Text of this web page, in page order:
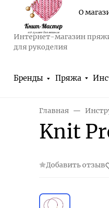
О
Интернет-магазин
для рукоделия
Бренды Пряжа
Главная
Knit
Добавить отзыв